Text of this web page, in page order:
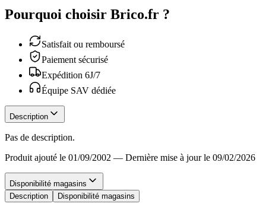
Pourquoi choisir Brico.fr ?
Satisfait ou remboursé
Paiement sécurisé
Expédition 6J/7
Équipe SAV dédiée
Description
Pas de description.
Produit ajouté le 01/09/2002 — Dernière mise à jour le 09/02/2026
Disponibilité magasins
Description
Disponibilité magasins